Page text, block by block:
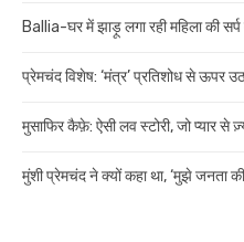
Ballia-घर में झाड़ू लगा रही महिला की
प्रेमचंद विशेष: ‘मंत्र’ प्रतिशोध से ऊपर
मुसाफिर कैफ़े: ऐसी लव स्टोरी, जो प्यार से
मुंशी प्रेमचंद ने क्यों कहा था, ‘मुझे जनता